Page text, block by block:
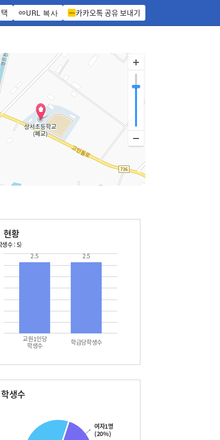
URL 복사 카카오톡 공유 보내기
현황
생수 : 5)
교원1인당
학생수 학급당학생수
2.5 2.5
생수
여자1명
(20%)